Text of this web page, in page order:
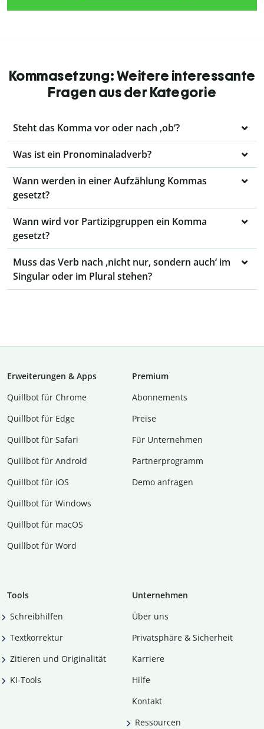
Kommasetzung: Weitere interessante
Fragen aus der Kategorie
Steht das Komma vor oder nach ‚ob‘?
Was ist ein Pronominaladverb?
Wann werden in einer Aufzählung Kommas
gesetzt?
Wann wird vor Partizipgruppen ein Komma
gesetzt?
Muss das Verb nach ‚nicht nur, sondern auch‘ im
Singular oder im Plural stehen?
Erweiterungen & Apps
Quillbot für Chrome
Quillbot für Edge
Quillbot für Safari
Quillbot für Android
Quillbot für iOS
Quillbot für Windows
Quillbot für macOS
Quillbot für Word
Premium
Abon­ne­ments
Preise
Für Unternehmen
Partnerprogramm
Demo anfragen
Tools
Schreibhilfen
Textkorrektur
Zitieren und Originalität
KI-Tools
Unternehmen
Über uns
Privatsphäre & Sicherheit
Karriere
Hilfe
Kontakt
Ressourcen